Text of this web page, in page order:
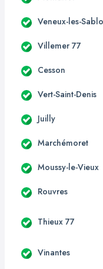
Veneux-les-
Villemer 77
Cesson
Vert-Saint-Denis
Juilly
Marchémoret
Moussy-le-Vieux
Rouvres
Thieux 77
Vinantes